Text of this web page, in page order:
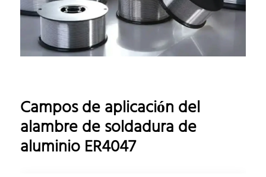
Campos de aplicación del
alambre de soldadura de
aluminio ER4047